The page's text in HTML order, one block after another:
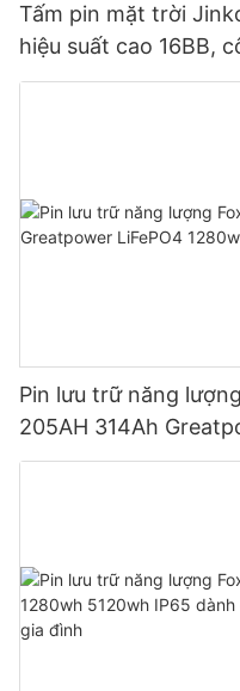
Tấm pin mặt trời
hiệu suất cao 16BB,
watt, 630 watt, 650
Pin lưu trữ năng
205AH 314Ah
5120wh IP65